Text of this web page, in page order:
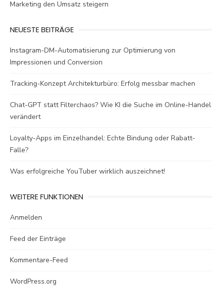
Marketing den Umsatz steigern
NEUESTE BEITRÄGE
Instagram-DM-Automatisierung zur Optimierung von
Impressionen und Conversion
Tracking-Konzept Architekturbüro: Erfolg messbar machen
Chat-GPT statt Filterchaos? Wie KI die Suche im Online-Handel
verändert
Loyalty-Apps im Einzelhandel: Echte Bindung oder Rabatt-
Falle?
Was erfolgreiche YouTuber wirklich auszeichnet!
WEITERE FUNKTIONEN
Anmelden
Feed der Einträge
Kommentare-Feed
WordPress.org